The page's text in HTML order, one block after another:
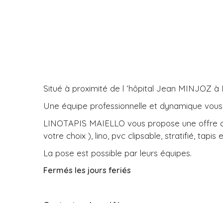
Situé à proximité de l ‘hôpital Jean MINJOZ
Une équipe professionnelle et dynamique
LINOTAPIS MAIELLO vous propose une
votre choix ), lino, pvc clipsable, stratifié,
La pose est possible par leurs équipes.
Fermés les jours feriés